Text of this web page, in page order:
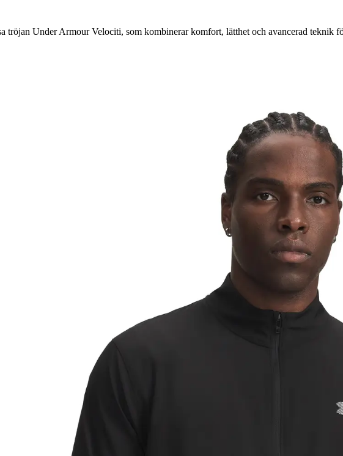
tröjan Under Armour Velociti, som kombinerar komfort, lätthet och avancerad teknik